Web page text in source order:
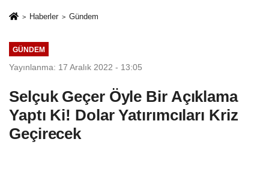
Haberler Gündem
GÜNDEM
Yayınlanma: 17 Aralık 2022 - 13:05
Selçuk Geçer Öyle Bir Açıklama
Yaptı Ki! Dolar Yatırımcıları Kriz
Geçirecek